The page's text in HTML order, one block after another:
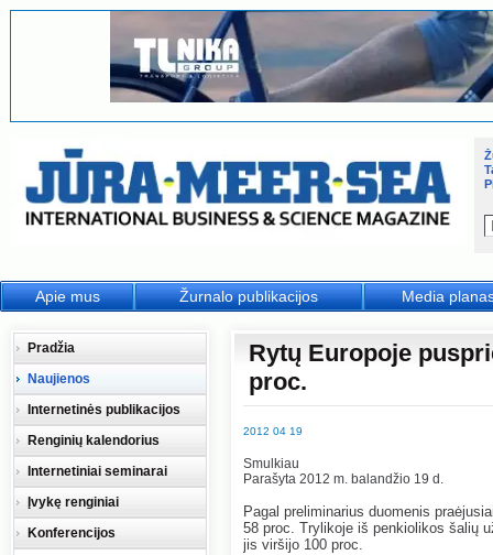
Rytų Europoje
proc.
2012 04 19
Smulkiau
Parašyta 2012 m. balandžio 19 d.
Pagal preliminarius duomenis
58 proc. Trylikoje iš penkiolikos šalių
jis viršijo 100 proc.
Pradžia
Naujienos
Internetinės publikacijos
Renginių kalendorius
Internetiniai seminarai
Įvykę renginiai
Konferencijos
Apie mus Žurnalo publikacijos Media